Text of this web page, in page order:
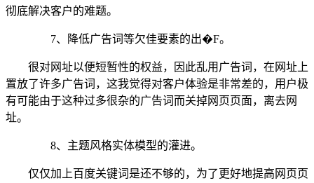
彻底解决客户的难题。
7、降低广告词等欠佳要素的出�F。
很对网址以便短暂性的权益，因此乱用广告词，在网址上
置放了许多广告词，这我觉得对客户体验是非常差的，用户极
有可能由于这种过多很杂的广告词而关掉网页页面，离去网
址。
8、主题风格实体模型的灌进。
仅仅加上百度关键词是还不够的，为了更好地提高网页页